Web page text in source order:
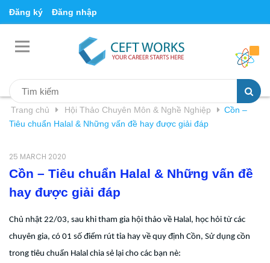
Đăng ký Đăng nhập
Trang chủ Hội Thảo Chuyên Môn & Nghề Nghiệp
Cồn –
Tiêu chuẩn Halal & Những vấn đề hay được giải đáp
25 MARCH 2020
Cồn – Tiêu chuẩn Halal & Những vấn đề
hay được giải đáp
Chủ nhật 22/03, sau khi tham gia hội thảo về Halal, học hỏi từ các
chuyên gia, có 01 số điểm rút tỉa hay về quy định Cồn, Sử dụng cồn
trong tiêu chuẩn Halal chia sẻ lại cho các bạn nè: